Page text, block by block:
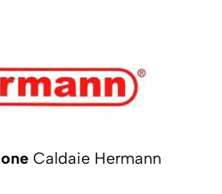
Caldaie Hermann